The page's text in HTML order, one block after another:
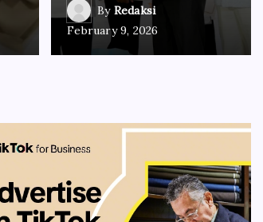
By Redaksi
February 9, 2026